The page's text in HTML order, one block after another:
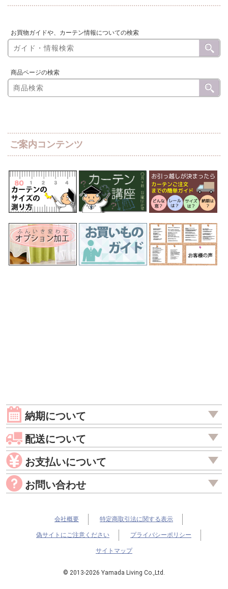
お買物ガイドや、カーテン情報についての検索
商品ページの検索
ご案内コンテンツ
納期について
配送について
お支払いについて
お問い合わせ
会社概要 特定商取引法に関する表示
偽サイトにご注意ください プライバシーポリシー
サイトマップ
© 2013-2026 Yamada Living Co.,Ltd.